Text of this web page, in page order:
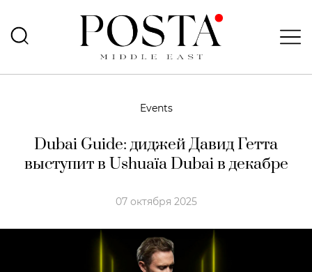
Events
Dubai Guide: диджей Давид Гетта
выступит в Ushuaïa Dubai в декабре
07 октября 2025